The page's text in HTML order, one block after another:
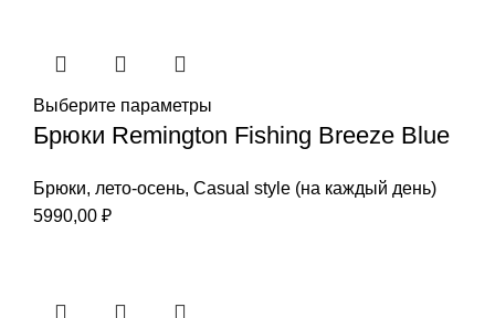
Выберите параметры
Брюки Remington Fishing Вreeze Вlue
Брюки, лето-осень, Casual style (на каждый день)
5990,00 ₽